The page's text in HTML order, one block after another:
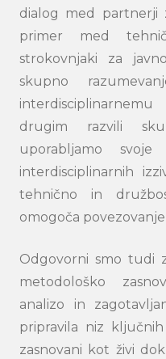
dialog med partnerji
primer med
strokovnjaki za
skupno
drugim razvili
uporabljamo
interdisciplinarnih
tehnično in
omogoča
Odgovorni smo tudi
metodološko
analizo in
pripravila niz
zasnovani kot živi